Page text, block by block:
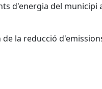
d'energia del municipi
la reducció